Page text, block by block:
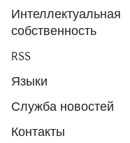
Интеллектуальная
собственность
RSS
Языки
Служба новостей
Контакты